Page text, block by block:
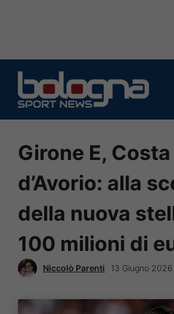
contenuto
Girone E, Costa
d’Avorio: alla
della nuova
100 milioni di
Niccolò Parenti 13 Giugno